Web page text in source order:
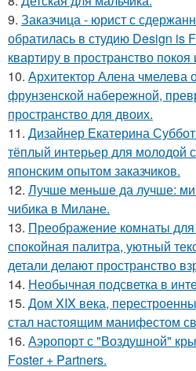
9. Заказчица - юрист с
обратилась в студию Design is
квартиру в пространство
10. Архитектор Алена чмелева
фрунзенской набережной,
пространство для двоих.
11. Дизайнер Екатерина
тёплый интерьер для молодой
японским опытом заказчиков.
12. Лучше меньше да лучше:
чибика в Милане.
13. Преображение комнаты
спокойная палитра, уютный
детали делают пространство
14. Необычная подсветка в
15. Дом XIX века,
стал настоящим манифестом
16. Аэропорт с "Воздушной"
Foster + Partners.